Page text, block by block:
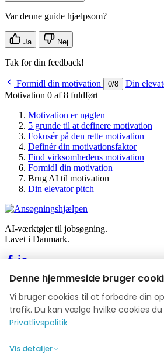
Var denne guide hjælpsom?
Ja Nej
Tak for din feedback!
Formidl din motivation 0/8
Din
Motivation 0 af 8 fuldført
Motivation er nøglen
5 grunde til at definere motivation
Fokusér på den rette motivation
Definér din motivationsfaktor
Find virksomhedens motivation
Formidl din motivation
Brug AI til motivation
Din elevator pitch
AI-værktøjer til jobsøgning.
Lavet i Danmark.
Værktøjer
Byg dit CV
Byg din ansøgning
Jobakademiet
Denne hjemmeside bruger
Vi bruger cookies til at forbedre din
trafik. Du kan vælge hvilke cookies du
Privatlivspolitik
Vis detaljer